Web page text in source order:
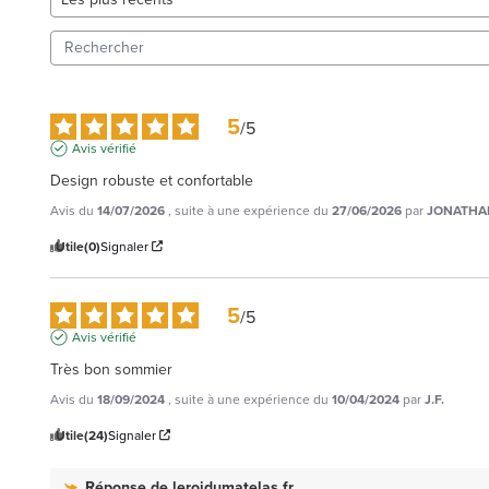
5/5
Avis vérifié
Design robuste et confortable
Avis du 14/07/2026, suite à une expérience du 27/06/2026 par
Utile(0)Signaler
5/5
Avis vérifié
Très bon sommier
Avis du 18/09/2024, suite à une expérience du 10/04/2024 parJ.F.
Utile(24)Signaler